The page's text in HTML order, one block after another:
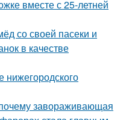
вместе с 25-летней
со своей пасеки и
в качестве
нижегородского
завораживающая